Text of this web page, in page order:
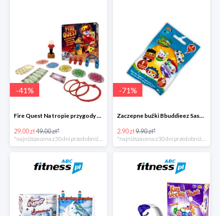
-41%
Fire Quest Na tropie przygody -41%
29.00 zł49.00 zł*
-71%
Zaczepne buźki Bbuddieez Saszetka -71%
2.90 zł9.90 zł*